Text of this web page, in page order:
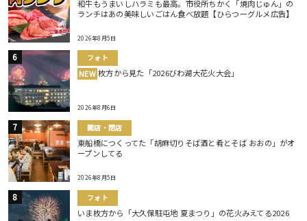
和牛もうまいしハラミも最高。市役所ちかく「焼肉じゅん」の
ランチはあの美味しいごはん食べ放題【ひらつーグルメ広告】
2026年8月5日
フォト
NEW 枚方から見た「2026びわ湖大花火大会」
2026年8月6日
開店・閉店
東船橋につくってた「胡麻切りそば酒と肴とそば おおの」がオ
ープンしてる
2026年8月5日
フォト
いま枚方から「大久保駐屯地 夏まつり」の花火みえてる2026